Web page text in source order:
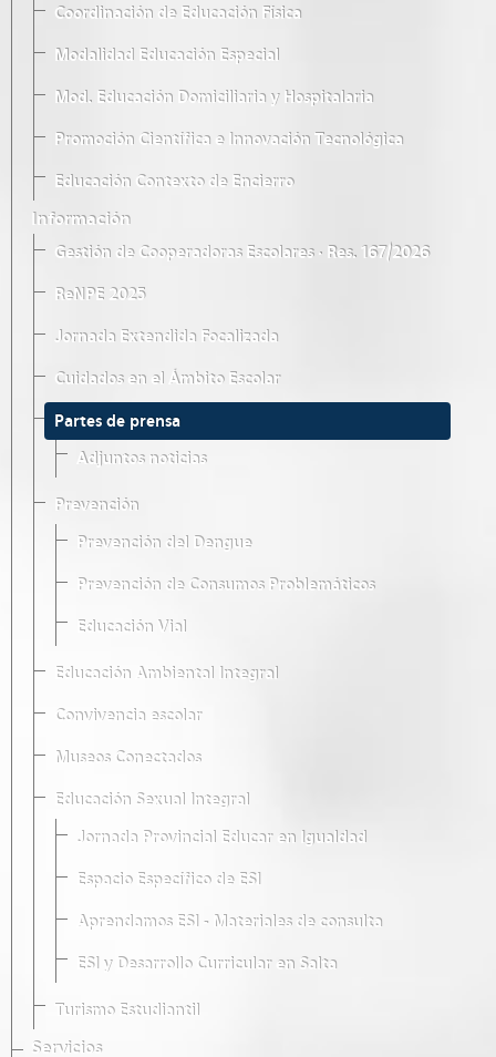
Coordinación de Educación Física
Modalidad Educación Especial
Mod. Educación Domiciliaria y Hospitalaria
Promoción Científica e Innovación Tecnológica
Educación Contexto de Encierro
Información
Gestión de Cooperadoras Escolares · Res. 167/2026
ReNPE 2025
Jornada Extendida Focalizada
Cuidados en el Ámbito Escolar
Partes de prensa
Adjuntos noticias
Prevención
Prevención del Dengue
Prevención de Consumos Problemáticos
Educación Vial
Educación Ambiental Integral
Convivencia escolar
Museos Conectados
Educación Sexual Integral
Jornada Provincial Educar en Igualdad
Espacio Específico de ESI
Aprendamos ESI - Materiales de consulta
ESI y Desarrollo Curricular en Salta
Turismo Estudiantil
Servicios